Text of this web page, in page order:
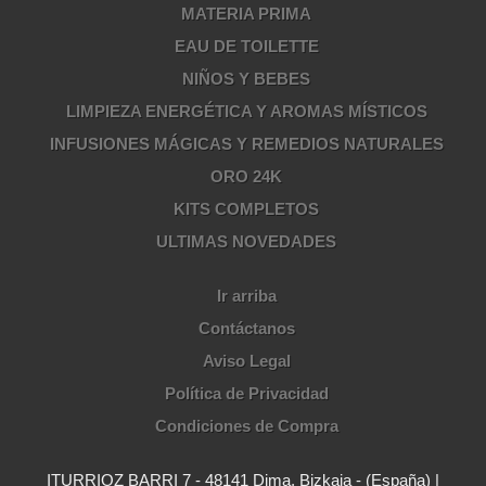
MATERIA PRIMA
EAU DE TOILETTE
NIÑOS Y BEBES
LIMPIEZA ENERGÉTICA Y AROMAS MÍSTICOS
INFUSIONES MÁGICAS Y REMEDIOS NATURALES
ORO 24K
KITS COMPLETOS
ULTIMAS NOVEDADES
Ir arriba
Contáctanos
Aviso Legal
Política de Privacidad
Condiciones de Compra
ITURRIOZ BARRI 7 - 48141 Dima, Bizkaia - (España) |